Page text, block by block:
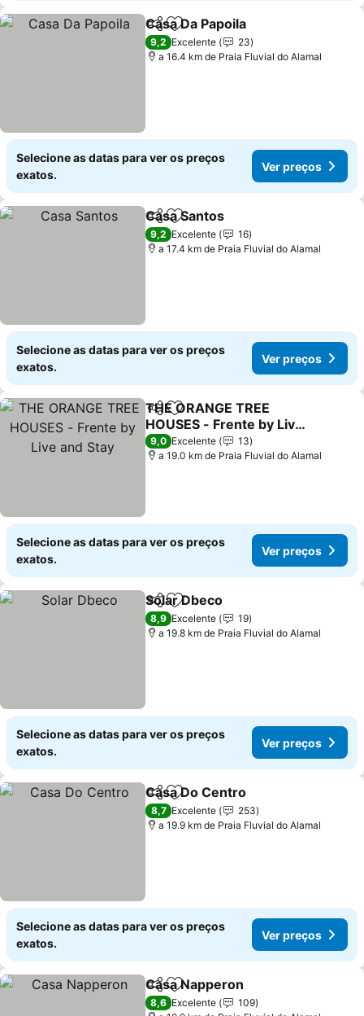
PartilharAdicionar aos favoritos
Casa Da Papoila
9,2 Excelente
23
a 16.4 km de Praia Fluvial do Alamal
Selecione as datas para ver os preços
exatos.
Ver preços
PartilharAdicionar aos favoritos
Casa Santos
9,2 Excelente
16
a 17.4 km de Praia Fluvial do Alamal
Selecione as datas para ver os preços
exatos.
Ver preços
PartilharAdicionar aos favoritos
THE ORANGE TREE
HOUSES - Frente by Live
and Stay
9,0 Excelente
13
a 19.0 km de Praia Fluvial do Alamal
Selecione as datas para ver os preços
exatos.
Ver preços
PartilharAdicionar aos favoritos
Solar Dbeco
8,9 Excelente
19
a 19.8 km de Praia Fluvial do Alamal
Selecione as datas para ver os preços
exatos.
Ver preços
PartilharAdicionar aos favoritos
Casa Do Centro
8,7 Excelente
253
a 19.9 km de Praia Fluvial do Alamal
Selecione as datas para ver os preços
exatos.
Ver preços
PartilharAdicionar aos favoritos
Casa Napperon
8,6 Excelente
109